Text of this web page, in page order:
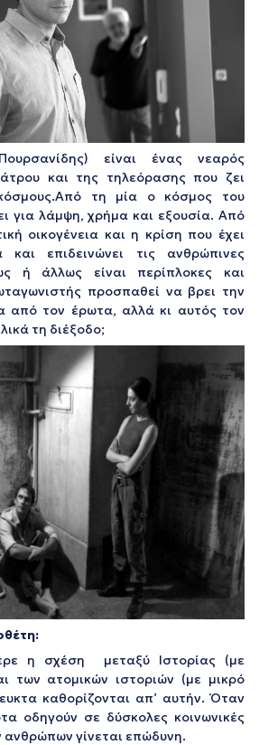
είναι ένας νεαρός
και της τηλεόρασης που ζει
τη μία ο κόσμος του
για λάμψη, χρήμα και εξουσία. Από
οικογένεια και η κρίση που έχει
επιδεινώνει τις ανθρώπινες
ή άλλως είναι περίπλοκες και
προσπαθεί να βρει την
από τον έρωτα, αλλά κι αυτός τον
τη διέξοδο;
η σχέση μεταξύ Ιστορίας (με
των ατομικών ιστοριών (με μικρό
καθορίζονται απ’ αυτήν. Όταν
οδηγούν σε δύσκολες κοινωνικές
γίνεται επώδυνη.